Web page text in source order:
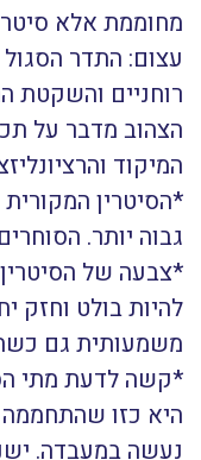
מחוממת אלא
עצום: התדר
רוחניים והשקטת
הצהוב מדבר על
המיקוד
*הסיטרין
גבוה יותר.
*צבעה של
להיות בולט וחזק
משמעותית גם
*קשה לדעת מתי
היא כזו
נעשה במעבדה.